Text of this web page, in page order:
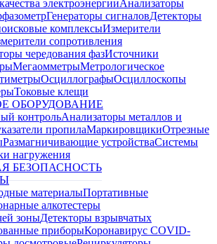
электроэнергииАнализаторы
Генераторы сигналовДетекторы
комплексыИзмерители
сопротивления
чередования фазИсточники
МегаомметрыМетрологическое
ОсциллографыОсциллоскопы
Токовые клещи
ОБОРУДОВАНИЕ
контрольАнализаторы металлов и
пропилаМаркировщикиОтрезные
Размагничивающие устройстваСистемы
нагружения
БЕЗОПАСНОСТЬ
материалыПортативные
алкотестеры
зоныДетекторы взрывчатых
приборыКоронавирус COVID-